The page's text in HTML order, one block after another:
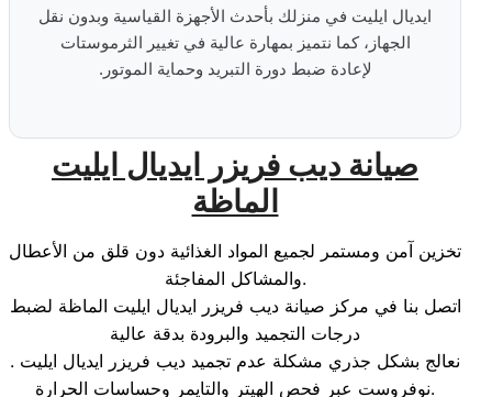
ايديال ايليت في منزلك بأحدث الأجهزة القياسية وبدون نقل
الجهاز، كما نتميز بمهارة عالية في تغيير الثرموستات
لإعادة ضبط دورة التبريد وحماية الموتور.
صيانة ديب فريزر ايديال ايليت
الماظة
تخزين آمن ومستمر لجميع المواد الغذائية دون قلق من الأعطال
والمشاكل المفاجئة.
اتصل بنا في مركز صيانة ديب فريزر ايديال ايليت الماظة لضبط
درجات التجميد والبرودة بدقة عالية
. نعالج بشكل جذري مشكلة عدم تجميد ديب فريزر ايديال ايليت
نوفروست عبر فحص الهيتر والتايمر وحساسات الحرارة.